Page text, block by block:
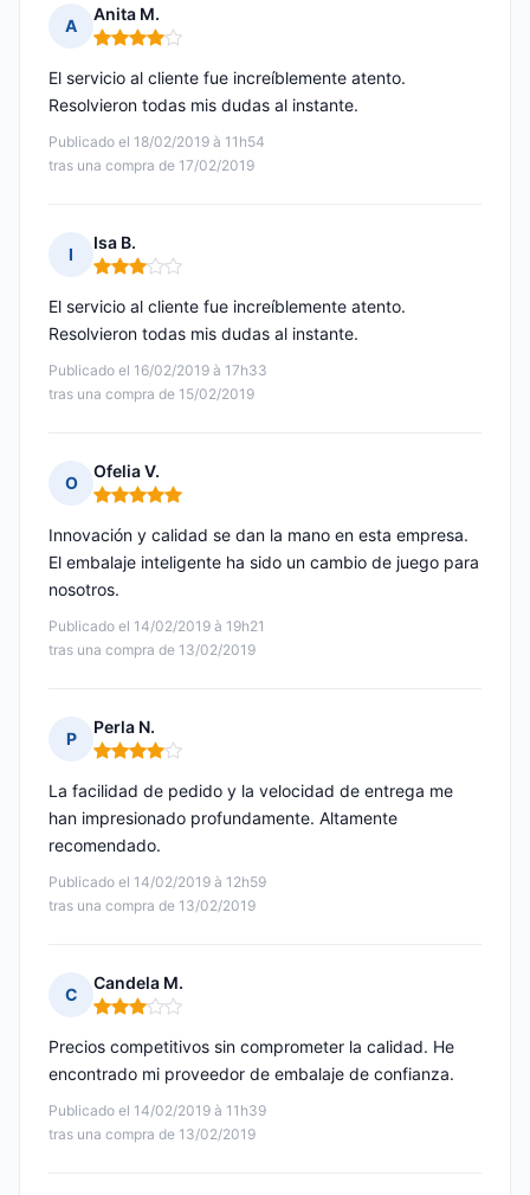
A
Anita M.
Nota: 4 de 5
Publicado el 18/02/2019 à 11h54
tras una compra de 17/02/2019
El servicio al cliente fue increíblemente atento.
Resolvieron todas mis dudas al instante.
I
Isa B.
Nota: 3 de 5
Publicado el 16/02/2019 à 17h33
tras una compra de 15/02/2019
El servicio al cliente fue increíblemente atento.
Resolvieron todas mis dudas al instante.
O
Ofelia V.
Nota: 5 de 5
Publicado el 14/02/2019 à 19h21
tras una compra de 13/02/2019
Innovación y calidad se dan la mano en esta empresa.
El embalaje inteligente ha sido un cambio de juego para
nosotros.
P
Perla N.
Nota: 4 de 5
Publicado el 14/02/2019 à 12h59
tras una compra de 13/02/2019
La facilidad de pedido y la velocidad de entrega me
han impresionado profundamente. Altamente
recomendado.
C
Candela M.
Nota: 3 de 5
Publicado el 14/02/2019 à 11h39
tras una compra de 13/02/2019
Precios competitivos sin comprometer la calidad. He
encontrado mi proveedor de embalaje de confianza.